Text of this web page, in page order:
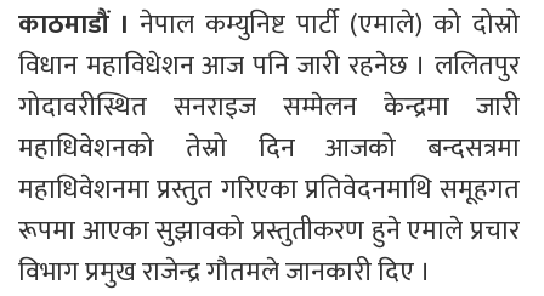
काठमाडौं । नेपाल कम्युनिष्ट पार्टी (एमाले) को दोस्रो
विधान महाविधेशन आज पनि जारी रहनेछ । ललितपुर
गोदावरीस्थित सनराइज सम्मेलन केन्द्रमा जारी
महाधिवेशनको तेस्रो दिन आजको बन्दसत्रमा
महाधिवेशनमा प्रस्तुत गरिएका प्रतिवेदनमाथि समूहगत
रूपमा आएका सुझावको प्रस्तुतीकरण हुने एमाले प्रचार
विभाग प्रमुख राजेन्द्र गौतमले जानकारी दिए ।